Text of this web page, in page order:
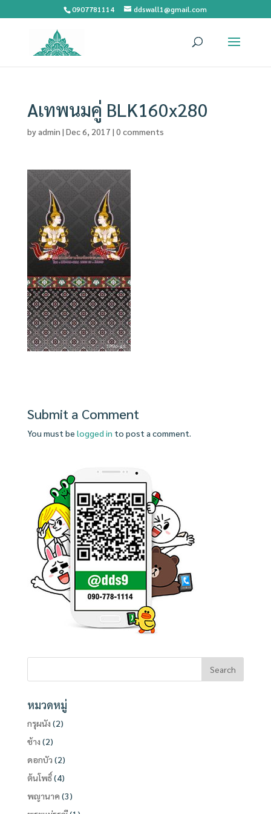
0907781114 ddswall1@gmail.com
Aเทพนมคู่ BLK160x280
byadmin | Dec 6, 2017 | 0 comments
Submit a Comment
You must be logged in to post a comment.
หมวดหมู่
กรุผนัง (2)
ช้าง (2)
ดอกบัว (2)
ต้นโพธิ์(4)
พญานาค (3)